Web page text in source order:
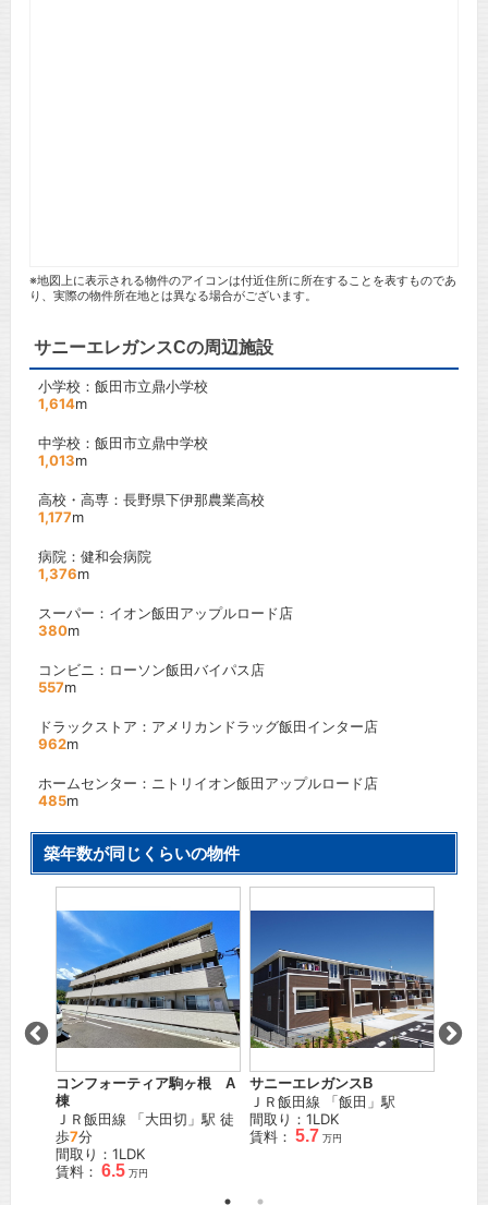
※地図上に表示される物件のアイコンは付近住所に所在することを表すものであ
り、実際の物件所在地とは異なる場合がございます。
サニーエレガンスCの周辺施設
小学校：飯田市立鼎小学校
1,614m
中学校：飯田市立鼎中学校
1,013m
高校・高専：長野県下伊那農業高校
1,177m
病院：健和会病院
1,376m
スーパー：イオン飯田アップルロード店
380m
コンビニ：ローソン飯田バイパス店
557m
ドラックストア：アメリカンドラッグ飯田インター店
962m
ホームセンター：ニトリイオン飯田アップルロード店
485m
築年数が同じくらいの物件
コンフォーティア駒ヶ根 A
棟
ＪＲ飯田線 「大田切 」駅 徒
歩7分
間取り：1LDK
賃料： 6.5 万円
サニーエレガンスB
ＪＲ飯田線 「飯田 」駅
間取り：1LDK
賃料： 5.7 万円